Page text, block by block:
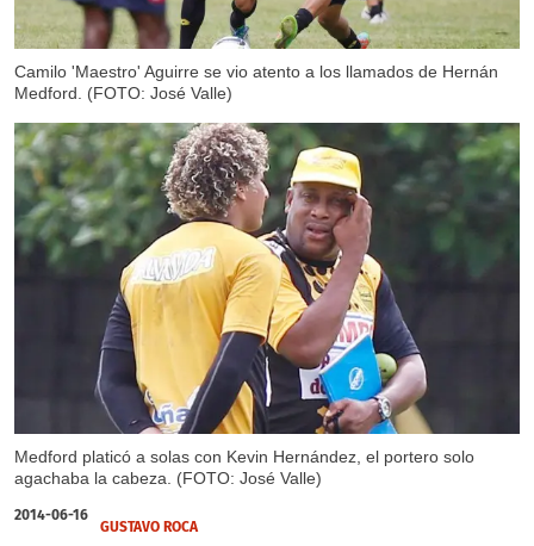
Camilo 'Maestro' Aguirre se vio atento a los llamados de Hernán
Medford. (FOTO: José Valle)
Medford platicó a solas con Kevin Hernández, el portero solo
agachaba la cabeza. (FOTO: José Valle)
2014-06-16
GUSTAVO ROCA